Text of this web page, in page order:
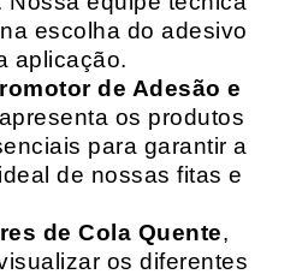
escolha do adesivo
aplicação.
de Adesão e
apresenta os produtos
para garantir a
de nossas fitas e
de Cola Quente,
os diferentes